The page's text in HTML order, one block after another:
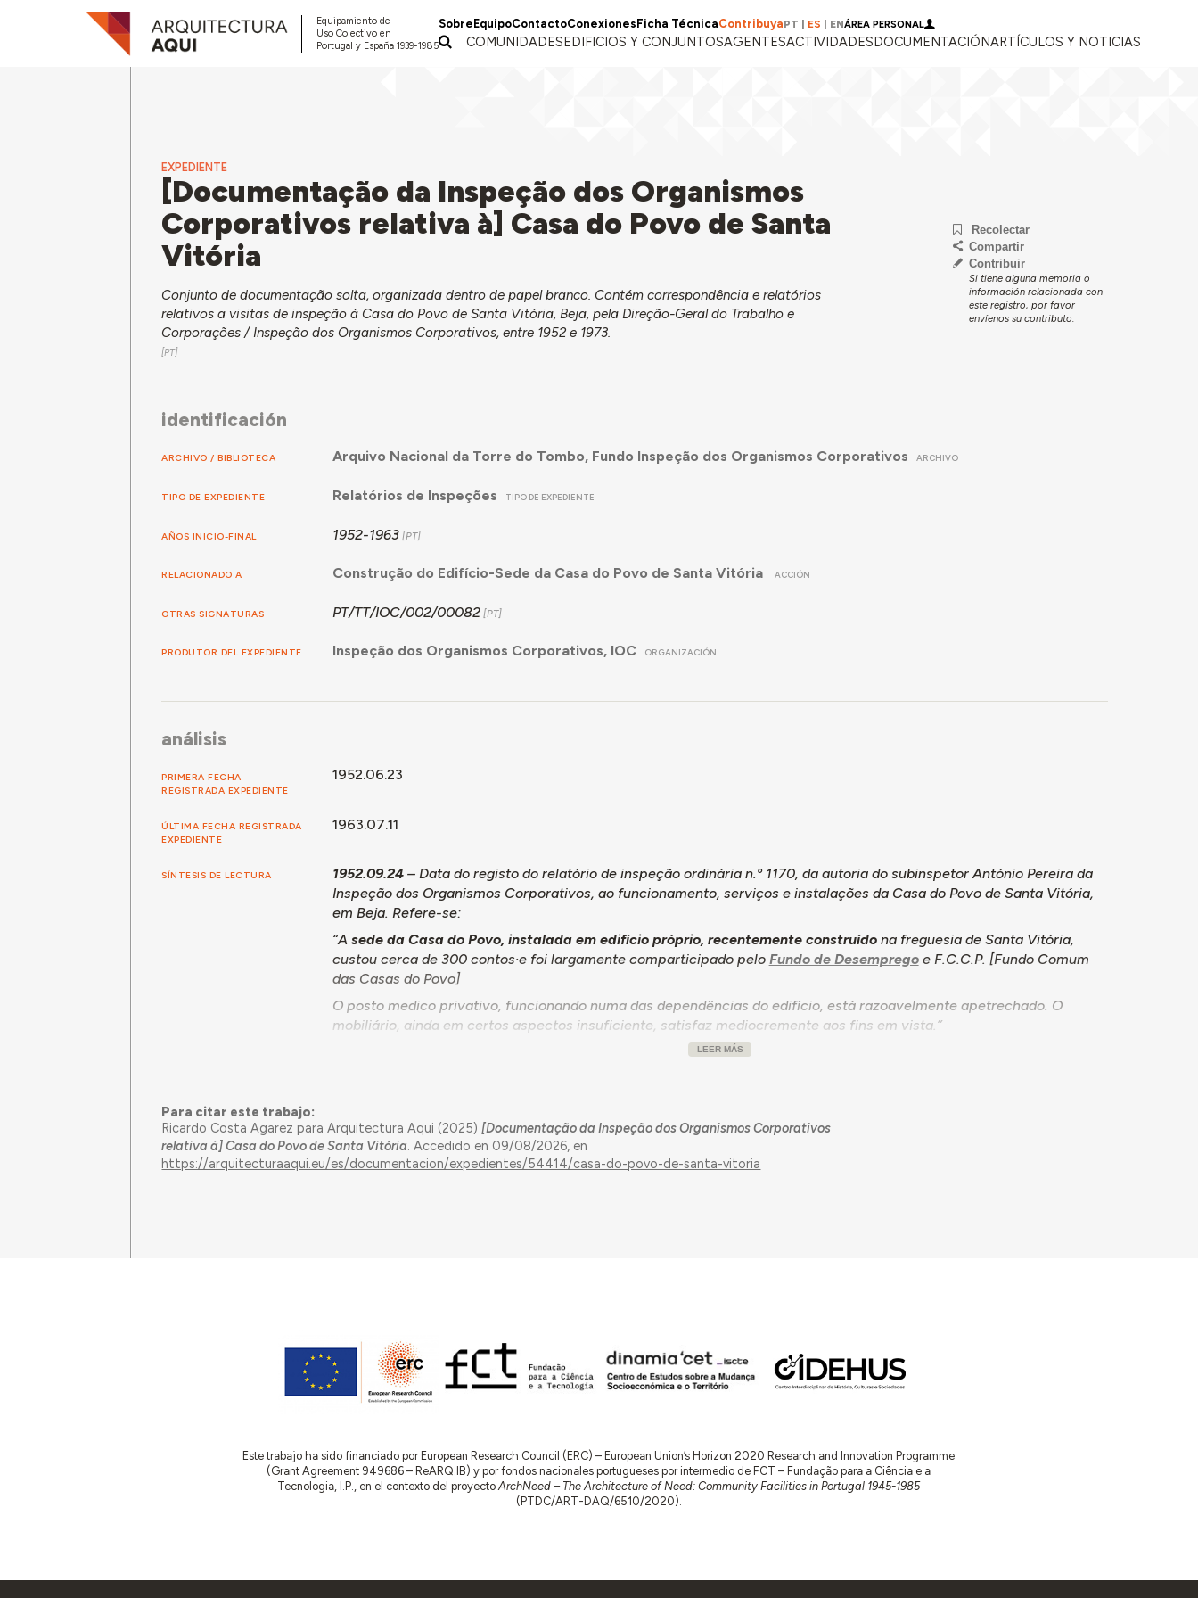
Equipamiento de
Uso Colectivo en
Portugal y España 1939-1985
Sobre EquipoContactoConexiones Ficha TécnicaContribuyaPT ES ENÁREA PERSONAL
COMUNIDADESEDIFICIOS Y CONJUNTOSAGENTESACTIVIDADESDOCUMENTACIÓNARTÍCULOS Y NOTICIAS
EXPEDIENTE
[Documentação da Inspeção dos Organismos
Corporativos relativa à] Casa do Povo de Santa
Vitória
Conjunto de documentação solta, organizada dentro de papel branco. Contém correspondência e relatórios
relativos a visitas de inspeção à Casa do Povo de Santa Vitória, Beja, pela Direção-Geral do Trabalho e
Corporações / Inspeção dos Organismos Corporativos, entre 1952 e 1973.
Recolectar
Compartir
Contribuir
Si tiene alguna memoria o
información relacionada con
este registro, por favor
envíenos su contributo.
identificación
ARCHIVO / BIBLIOTECA Arquivo Nacional da Torre do Tombo, Fundo Inspeção dos Organismos Corporativos ARCHIVO
TIPO DE EXPEDIENTE Relatórios de Inspeções TIPO DE EXPEDIENTE
AÑOS INICIO-FINAL 1952-1963
RELACIONADO A Construção do Edifício-Sede da Casa do Povo de Santa Vitória ACCIÓN
OTRAS SIGNATURAS PT/TT/IOC/002/00082
PRODUTOR DEL EXPEDIENTE Inspeção dos Organismos Corporativos, IOC ORGANIZACIÓN
análisis
PRIMERA FECHA
REGISTRADA EXPEDIENTE
1952.06.23
ÚLTIMA FECHA REGISTRADA
EXPEDIENTE
1963.07.11
SÍNTESIS DE LECTURA 1952.09.24– Data do registo do relatório de inspeção ordinária n.º 1170, da autoria do subinspetor António Pereira da
Inspeção dos Organismos Corporativos, ao funcionamento, serviços e instalações da Casa do Povo de Santa Vitória,
em Beja. Refere-se:
“A sede da Casa do Povo, instalada em edifício próprio, recentemente construídona freguesia de Santa Vitória,
custou cerca de 300 contos·e foi largamente comparticipado pelo Fundo de Desempregoe F.C.C.P. [Fundo Comum
das Casas do Povo]
O posto medico privativo, funcionando numa das dependências do edifício, está razoavelmente apetrechado. O
mobiliário, ainda em certos aspectos insuficiente, satisfaz mediocremente aos fins em vista.”
II - A situação financeira do organismo tem evoluído favoravelmente a partir de 1947, principalmente desde os
meados do ano de 1949, altura em que se começaram a cobrar cotas dos contribuintes de quantitativos maia
elevados, segundo o novo acordo com o Grémio da Lavoura local.
LEER MÁS
Para citar este trabajo:
Ricardo Costa Agarez para Arquitectura Aqui (2025)[Documentação da Inspeção dos Organismos Corporativos
relativa à] Casa do Povo de Santa Vitória. Accedido en 09/08/2026, en
https://arquitecturaaqui.eu/es/documentacion/expedientes/54414/casa-do-povo-de-santa-vitoria
Este trabajo ha sido financiado por European Research Council (ERC) – European Union’s Horizon 2020 Research and Innovation Programme
(Grant Agreement 949686 – ReARQ.IB) y por fondos nacionales portugueses por intermedio de FCT – Fundação para a Ciência e a
Tecnologia, I.P., en el contexto del proyectoArchNeed – The Architecture of Need: Community Facilities in Portugal 1945-1985
(PTDC/ART-DAQ/6510/2020).